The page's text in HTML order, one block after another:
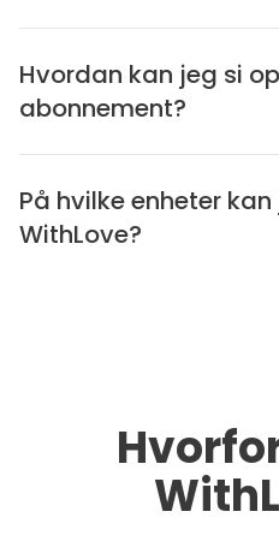
Hvordan kan jeg si
abonnement?
På hvilke enheter
WithLove?